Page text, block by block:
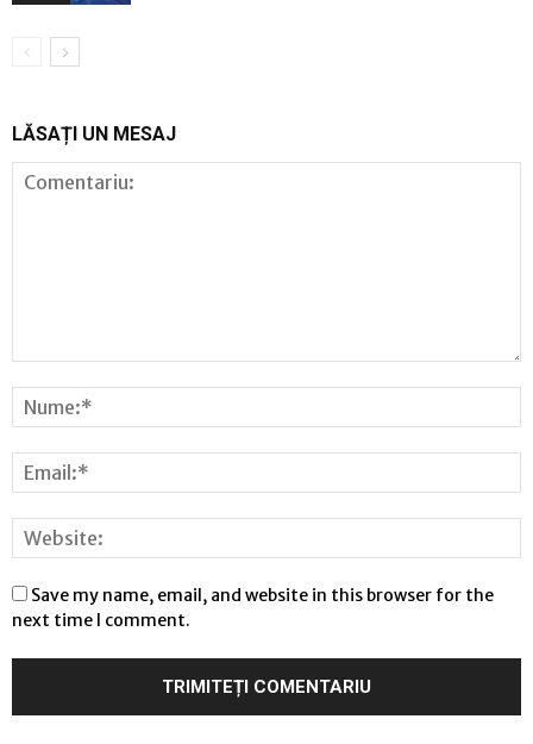
LĂSAȚI UN MESAJ
Save my name, email, and website in this browser for the
next time I comment.